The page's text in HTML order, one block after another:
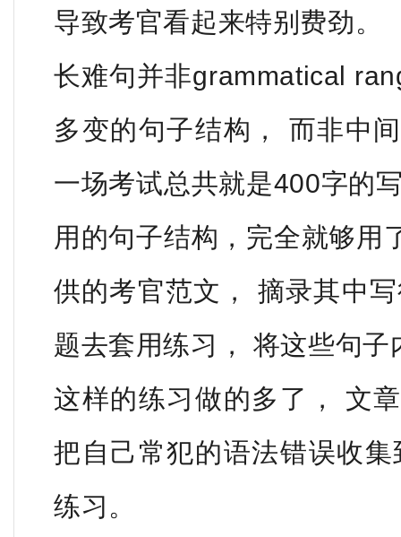
导致考官看起来特别费劲。
长难句并非grammatical
多变的句子结构， 而非中
一场考试总共就是400字的
用的句子结构，完全就够用
供的考官范文， 摘录其中
题去套用练习 ， 将这些句
这样的练习做的多了， 文
把自己常犯的语法错误收
练习。